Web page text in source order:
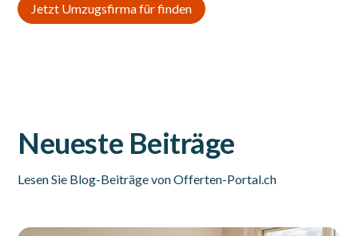
Jetzt Umzugsfirma für finden
Neueste Beiträge
Lesen Sie Blog-Beiträge von Offerten-Portal.ch